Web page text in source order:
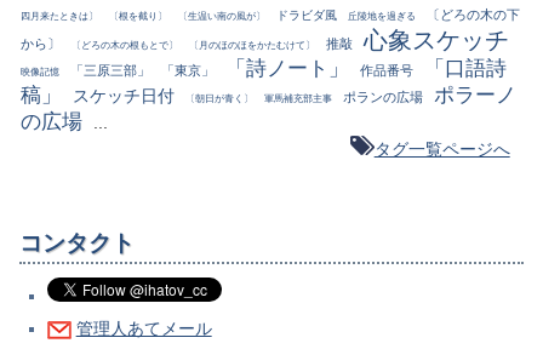
四月来たときは〕 〔根を截り〕 〔生温い南の風が〕 ドラビダ風 丘陵地を過ぎる
〔どろの木の下
から〕
〔どろの木の根もとで〕 〔月のほのほをかたむけて〕 推敲 心象スケッチ
映像記憶 「三原三部」 「東京」 「詩ノート」 作品番号
「口語詩
稿」
スケッチ日付 〔朝日が青く〕 軍馬補充部主事 ポランの広場
ポラーノ
の広場
...
タグ一覧ページへ
コンタクト
管理人あてメール